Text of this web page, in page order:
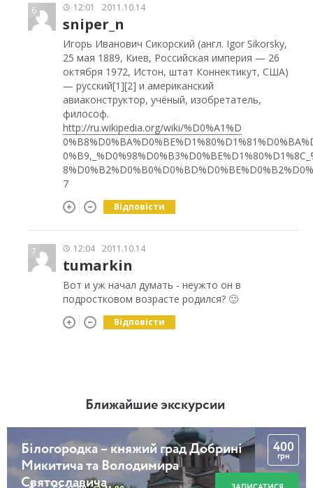
6 12:01 2011.10.14
sniper_n
Игорь Иванович Сикорский (англ. Igor Sikorsky,
25 мая 1889, Киев, Российская империя — 26
октября 1972, Истон, штат Коннектикут, США)
— русский[1][2] и американский
авиаконструктор, учёный, изобретатель,
философ.
http://ru.wikipedia.org/wiki/%D0%A1%D
7
Відповісти
7 12:04 2011.10.14
tumarkin
Вот и уж начал думать - неужто он в
подростковом возрасте родился? 🙂
Відповісти
Ближайшие экскурсии
Білогородка – княжий град Добрині
Микитича та Володимира
Святославича
400
грн